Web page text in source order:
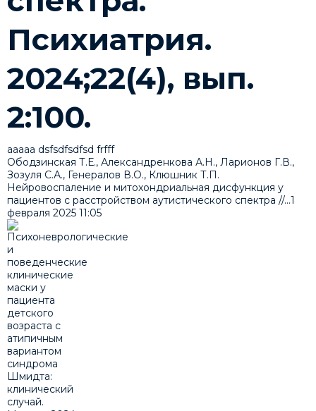
Психиатрия.
2024;22(4), вып.
2:100.
ааааа dsfsdfsdfsd frfff
Ободзинская Т.Е., Александренкова А.Н., Ларионов Г.В.,
Зозуля С.А., Генералов В.О., Клюшник Т.П.
Нейровоспаление и митохондриальная дисфункция у
пациентов с расстройством аутистического спектра //...1
февраля 2025 11:05